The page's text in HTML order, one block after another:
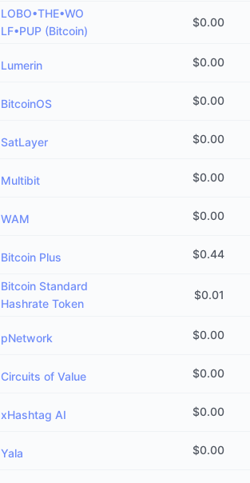
LOBO•THE•WO
LF•PUP (Bitcoin)
$0.00
Lumerin $0.00
BitcoinOS $0.00
SatLayer $0.00
Multibit $0.00
WAM $0.00
Bitcoin Plus $0.44
Bitcoin Standard
Hashrate Token
$0.01
pNetwork $0.00
Circuits of Value $0.00
xHashtag AI $0.00
Yala $0.00